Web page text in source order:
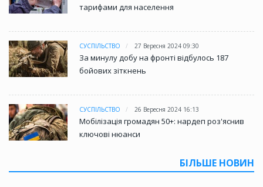
тарифами для населення
СУСПІЛЬСТВО 27 Вересня 2024 09:30
За минулу добу на фронті відбулось 187
бойових зіткнень
СУСПІЛЬСТВО 26 Вересня 2024 16:13
Мобілізація громадян 50+: нардеп роз'яснив
ключові нюанси
БІЛЬШЕ НОВИН